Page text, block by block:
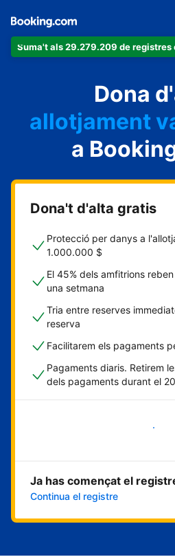
Suma't als 29.279.209 de registres
Dona
un
un
allotjament
un
una
a
Dona't d'alta gratis
Protecció per danys a
1.000.000 $
El 45% dels amfitrions
una setmana
Tria entre reserves
reserva
Facilitarem els pagaments
Pagaments diaris. Retirem
dels pagaments durant el
Comença ara
Ja has començat el
Continua el registre